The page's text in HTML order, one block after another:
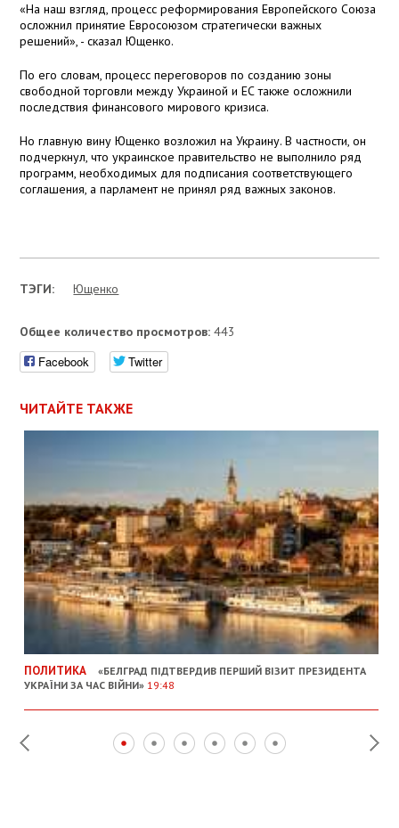
«На наш взгляд, процесс реформирования Европейского Союза
осложнил принятие Евросоюзом стратегически важных
решений», - сказал Ющенко.
По его словам, процесс переговоров по созданию зоны
свободной торговли между Украиной и ЕС также осложнили
последствия финансового мирового кризиса.
Но главную вину Ющенко возложил на Украину. В частности, он
подчеркнул, что украинское правительство не выполнило ряд
программ, необходимых для подписания соответствующего
соглашения, а парламент не принял ряд важных законов.
ТЭГИ: Ющенко
Общее количество просмотров: 443
Facebook Twitter
ЧИТАЙТЕ ТАКЖЕ
ПОЛИТИКА
«БЕЛГРАД ПІДТВЕРДИВ ПЕРШИЙ ВІЗИТ ПРЕЗИДЕНТА
УКРАЇНИ ЗА ЧАС ВІЙНИ» 19:48